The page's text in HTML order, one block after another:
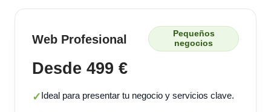
Web Profesional
Pequeños
negocios
Desde 499 €
✓Ideal para presentar tu negocio y servicios clave.